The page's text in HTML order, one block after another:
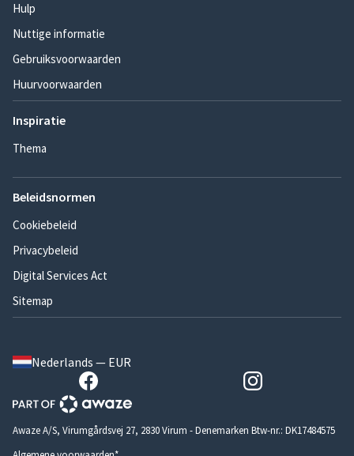
Hulp
Nuttige informatie
Gebruiksvoorwaarden
Huurvoorwaarden
Inspiratie
Thema
Beleidsnormen
Cookiebeleid
Privacybeleid
Digital Services Act
Sitemap
Nederlands — EUR
Awaze A/S, Virumgårdsvej 27, 2830 Virum - Denemarken Btw-nr.: DK17484575